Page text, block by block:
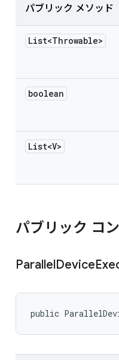
パブリック メソッド
List<Throwable>
boolean
List<V>
パブリック コ
ParallelDevice
public